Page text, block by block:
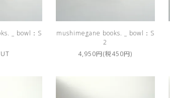
_ bowl：S
mushimegane books. _ bowl：S
2
4,950円(税450円)